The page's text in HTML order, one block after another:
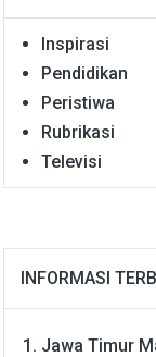
Inspirasi
Pendidikan
Peristiwa
Rubrikasi
Televisi
INFORMASI
Jawa Timur